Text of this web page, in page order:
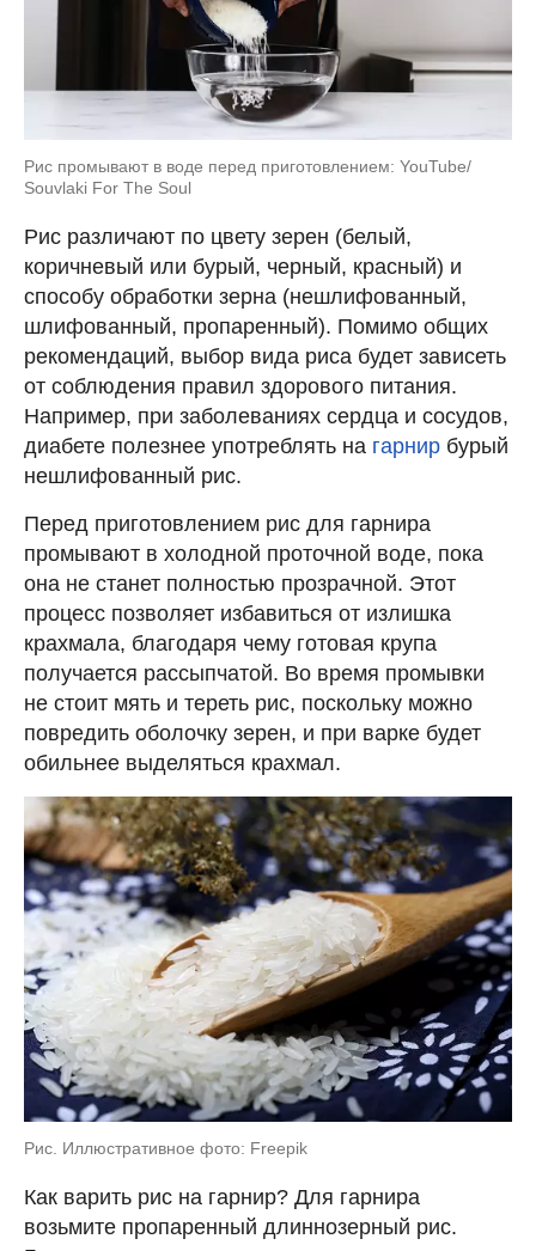
Рис промывают в воде перед приготовлением: YouTube/
Souvlaki For The Soul
Рис различают по цвету зерен (белый,
коричневый или бурый, черный, красный) и
способу обработки зерна (нешлифованный,
шлифованный, пропаренный). Помимо общих
рекомендаций, выбор вида риса будет зависеть
от соблюдения правил здорового питания.
Например, при заболеваниях сердца и сосудов,
диабете полезнее употреблять на гарнир бурый
нешлифованный рис.
Перед приготовлением рис для гарнира
промывают в холодной проточной воде, пока
она не станет полностью прозрачной. Этот
процесс позволяет избавиться от излишка
крахмала, благодаря чему готовая крупа
получается рассыпчатой. Во время промывки
не стоит мять и тереть рис, поскольку можно
повредить оболочку зерен, и при варке будет
обильнее выделяться крахмал.
Рис. Иллюстративное фото: Freepik
Как варить рис на гарнир? Для гарнира
возьмите пропаренный длиннозерный рис.